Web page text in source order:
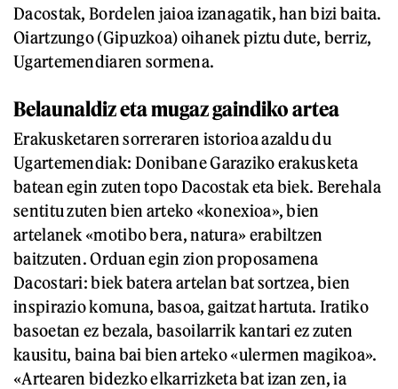
Dacostak, Bordelen jaioa izanagatik, han bizi baita.
Oiartzungo (Gipuzkoa) oihanek piztu dute, berriz,
Ugartemendiaren sormena.
Belaunaldiz eta mugaz gaindiko artea
Erakusketaren sorreraren istorioa azaldu du
Ugartemendiak: Donibane Garaziko erakusketa
batean egin zuten topo Dacostak eta biek. Berehala
sentitu zuten bien arteko «konexioa», bien
artelanek «motibo bera, natura» erabiltzen
baitzuten. Orduan egin zion proposamena
Dacostari: biek batera artelan bat sortzea, bien
inspirazio komuna, basoa, gaitzat hartuta. Iratiko
basoetan ez bezala, basoilarrik kantari ez zuten
kausitu, baina bai bien arteko «ulermen magikoa».
«Artearen bidezko elkarrizketa bat izan zen, ia